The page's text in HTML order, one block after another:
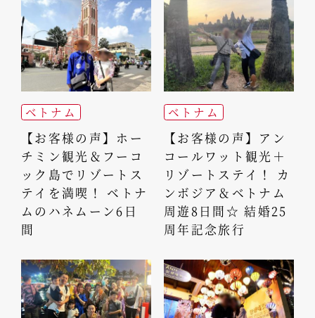
ベトナム
【お客様の声】ホー
チミン観光＆フーコ
ック島でリゾートス
テイを満喫！ ベトナ
ムのハネムーン6日
間
ベトナム
【お客様の声】アン
コールワット観光＋
リゾートステイ！ カ
ンボジア＆ベトナム
周遊8日間☆ 結婚25
周年記念旅行